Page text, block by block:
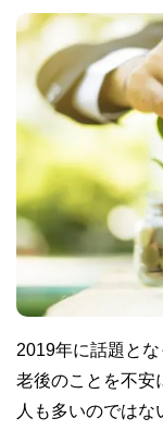
2019年に話題と
老後のことを不安
人も多いのではな